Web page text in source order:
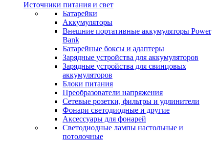
Источники питания и свет
Батарейки
Аккумуляторы
Внешние портативные аккумуляторы Power
Bank
Батарейные боксы и адаптеры
Зарядные устройства для аккумуляторов
Зарядные устройства для свинцовых
аккумуляторов
Блоки питания
Преобразователи напряжения
Сетевые розетки, фильтры и удлинители
Фонари светодиодные и другие
Аксессуары для фонарей
Светодиодные лампы настольные и
потолочные